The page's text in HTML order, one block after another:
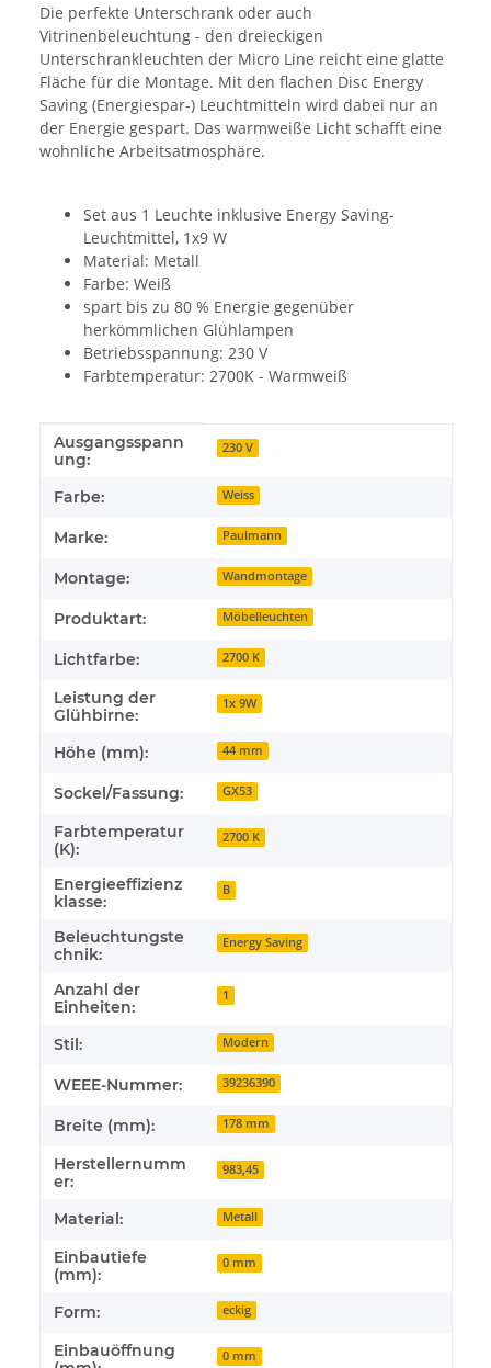
Die perfekte Unterschrank oder auch
Vitrinenbeleuchtung - den dreieckigen
Unterschrankleuchten der Micro Line reicht eine glatte
Fläche für die Montage. Mit den flachen Disc Energy
Saving (Energiespar-) Leuchtmitteln wird dabei nur an
der Energie gespart. Das warmweiße Licht schafft eine
wohnliche Arbeitsatmosphäre.
Set aus 1 Leuchte inklusive Energy Saving-
Leuchtmittel, 1x9 W
Material: Metall
Farbe: Weiß
spart bis zu 80 % Energie gegenüber
herkömmlichen Glühlampen
Betriebsspannung: 230 V
Farbtemperatur: 2700K - Warmweiß
Produkteigenschaft
Wert
Ausgangsspann
ung:
230 V
Farbe: Weiss
Marke: Paulmann
Montage: Wandmontage
Produktart: Möbelleuchten
Lichtfarbe: 2700 K
Leistung der
Glühbirne:
1x 9W
Höhe (mm): 44 mm
Sockel/Fassung: GX53
Farbtemperatur
(K):
2700 K
Energieeffizienz
klasse:
B
Beleuchtungste
chnik:
Energy Saving
Anzahl der
Einheiten:
1
Stil: Modern
WEEE-Nummer: 39236390
Breite (mm): 178 mm
Herstellernumm
er:
983,45
Material: Metall
Einbautiefe
(mm):
0 mm
Form: eckig
Einbauöffnung
0 mm